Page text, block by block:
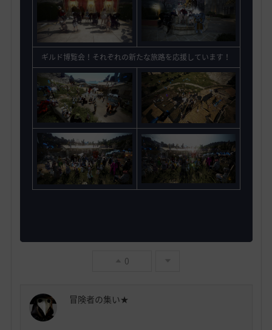
ギルド博覧会！それぞれの新たな旅路を応援しています！
0
冒険者の集い★